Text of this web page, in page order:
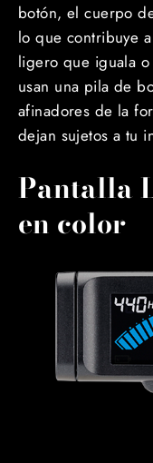
botón, el cuerpo
lo que contribuye
ligero que iguala
usan una pila de
afinadores de la
dejan sujetos a tu
Pantalla
en color